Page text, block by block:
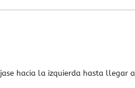
hacia la izquierda hasta llegar a